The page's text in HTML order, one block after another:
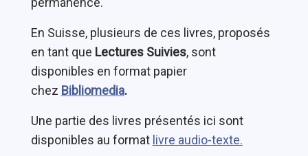
En Suisse, plusieurs de ces livres, proposés
en tant que Lectures Suivies, sont
disponibles en format papier
chez Bibliomedia.
Une partie des livres présentés ici sont
disponibles au format livre audio-texte.